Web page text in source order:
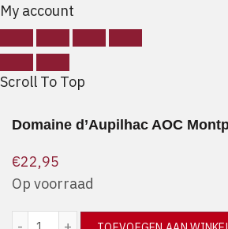
My account
Scroll To Top
Domaine d’Aupilhac AOC
€22,95
Op voorraad